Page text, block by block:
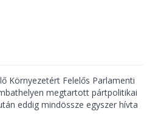
Környezetért Felelős Parlamenti
megtartott pártpolitikai
eddig mindössze egyszer hívta